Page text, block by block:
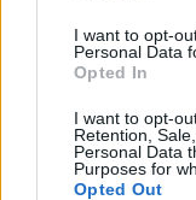
I want to opt-
Personal Data
Opted In
I want to opt-
Retention,
Personal Data
Purposes for
Opted Out